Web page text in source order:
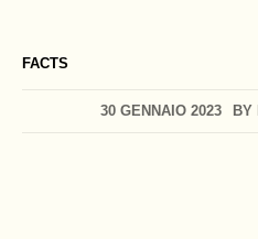
FACTS
30 GENNAIO 2023 BY